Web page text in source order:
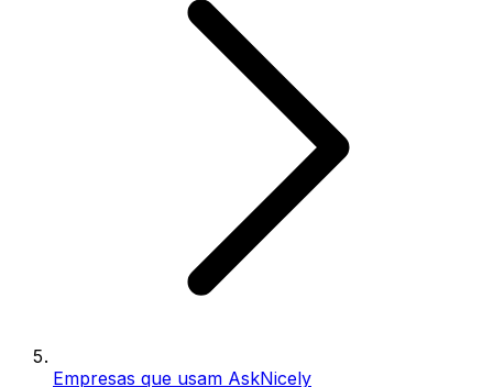
Empresas que usam AskNicely